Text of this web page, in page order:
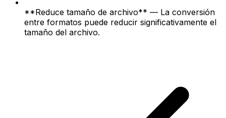
**Reduce tamaño de archivo** — La conversión
entre formatos puede reducir significativamente el
tamaño del archivo.